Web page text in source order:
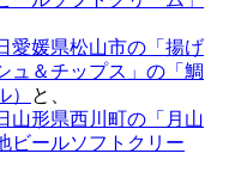
愛媛県松山市の「揚げ
ュ＆チップス」の「鯛
と、
山形県西川町の「月山
ビールソフトクリー